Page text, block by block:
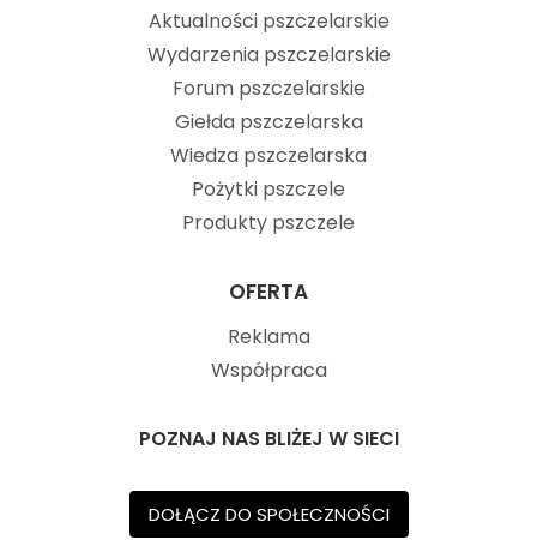
Aktualności pszczelarskie
Wydarzenia pszczelarskie
Forum pszczelarskie
Giełda pszczelarska
Wiedza pszczelarska
Pożytki pszczele
Produkty pszczele
OFERTA
Reklama
Współpraca
POZNAJ NAS BLIŻEJ W SIECI
DOŁĄCZ DO SPOŁECZNOŚCI